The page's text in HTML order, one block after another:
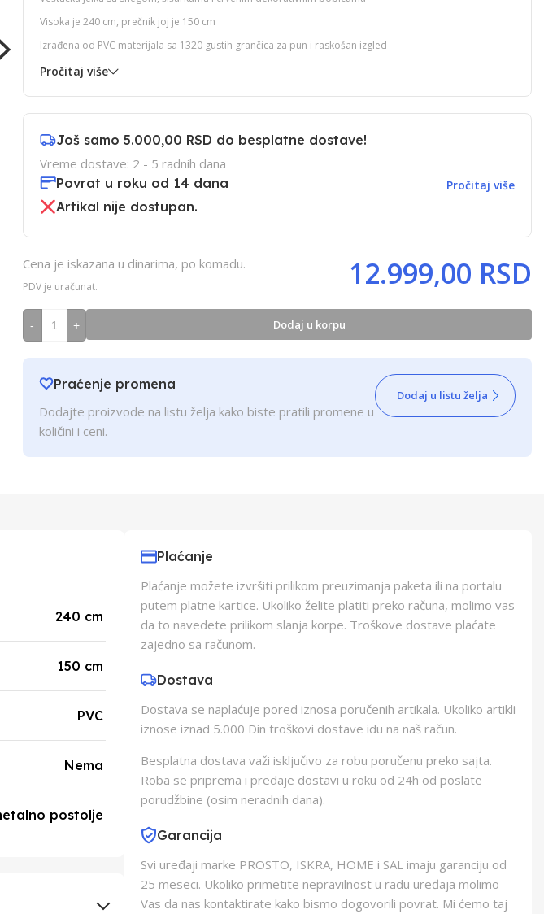
Visoka je 240 cm, prečnik joj je 150 cm
Izrađena od PVC materijala sa 1320 gustih grančica za pun i raskošan izgled
Pročitaj više
Još samo 5.000,00 RSD do besplatne dostave!
Vreme dostave: 2 - 5 radnih dana
Povrat u roku od 14 dana
Pročitaj više
Artikal nije dostupan.
Cena je iskazana u dinarima, po komadu.
PDV je uračunat. 12.999,00 RSD
- + Dodaj u korpu
Praćenje promena
Dodajte proizvode na listu želja kako biste pratili promene u
količini i ceni.
Dodaj u listu želja
240 cm
150 cm
PVC
Nema
postolje
Plaćanje
Plaćanje možete izvršiti prilikom preuzimanja paketa ili na portalu
putem platne kartice. Ukoliko želite platiti preko računa, molimo vas
da to navedete prilikom slanja korpe. Troškove dostave plaćate
zajedno sa računom.
Dostava
Dostava se naplaćuje pored iznosa poručenih artikala. Ukoliko artikli
iznose iznad 5.000 Din troškovi dostave idu na naš račun.
Besplatna dostava važi isključivo za robu poručenu preko sajta.
Roba se priprema i predaje dostavi u roku od 24h od poslate
porudžbine (osim neradnih dana).
Garancija
Svi uređaji marke PROSTO, ISKRA, HOME i SAL imaju garanciju od
25 meseci. Ukoliko primetite nepravilnost u radu uređaja molimo
Vas da nas kontaktirate kako bismo dogovorili povrat. Mi ćemo taj